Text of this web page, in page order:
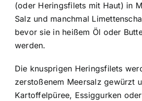
(oder Heringsfilets mit Haut) in
Salz und manchmal
bevor sie in heißem Öl oder
werden.
Die knusprigen Heringsfilets
zerstoßenem Meersalz gewürzt
Kartoffelpüree, Essiggurken